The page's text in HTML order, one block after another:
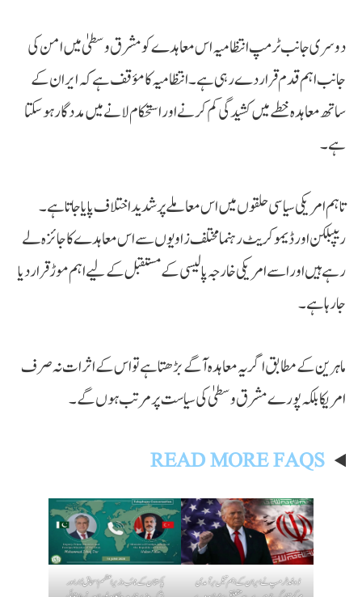
دوسری جانب ٹرمپ انتظامیہ اس معاہدے کو مشرق وسطیٰ میں امن کی
جانب اہم قدم قرار دے رہی ہے۔ انتظامیہ کا مؤقف ہے کہ ایران کے
ساتھ معاہدہ خطے میں کشیدگی کم کرنے اور استحکام لانے میں مددگار ہو سکتا
ہے۔
تاہم امریکی سیاسی حلقوں میں اس معاملے پر شدید اختلاف پایا جاتا ہے۔
ریپبلکن اور ڈیموکریٹ رہنما مختلف زاویوں سے اس معاہدے کا جائزہ لے
رہے ہیں اور اسے امریکی خارجہ پالیسی کے مستقبل کے لیے اہم موڑ قرار دیا
جا رہا ہے۔
ماہرین کے مطابق اگر یہ معاہدہ آگے بڑھتا ہے تو اس کے اثرات نہ صرف
امریکا بلکہ پورے مشرق وسطیٰ کی سیاست پر مرتب ہوں گے۔
READ MORE FAQS
ڈونلڈ ٹرمپ نے ایران کے اہم تیل برآمدی
پاکستان کے نائب وزیراعظم اسحاق ڈار اور